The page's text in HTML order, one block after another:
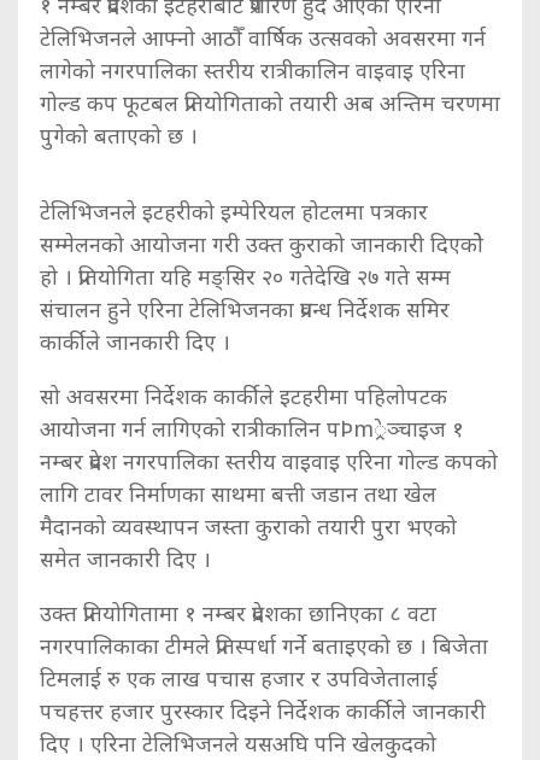
टेलिभिजनले आफ्नो आठौँ वार्षिक उत्सवको अवसरमा गर्न
लागेको नगरपालिका स्तरीय रात्रीकालिन वाइवाइ एरिना
गोल्ड कप फूटबल प्रतियोगिताको तयारी अब अन्तिम चरणमा
पुगेको बताएको छ ।
टेलिभिजनले इटहरीको इम्पेरियल होटलमा पत्रकार
सम्मेलनको आयोजना गरी उक्त कुराको जानकारी दिएकोे
हो । प्रतियोगिता यहि मङ्सिर २० गतेदेखि २७ गते सम्म
संचालन हुने एरिना टेलिभिजनका प्रवन्ध निर्देशक समिर
कार्कीले जानकारी दिए ।
सो अवसरमा निर्देशक कार्कीले इटहरीमा पहिलोपटक
आयोजना गर्न लागिएको रात्रीकालिन पÞm्रेञ्चाइज १
नम्बर प्रदेश नगरपालिका स्तरीय वाइवाइ एरिना गोल्ड कपको
लागि टावर निर्माणका साथमा बत्ती जडान तथा खेल
मैदानको व्यवस्थापन जस्ता कुराको तयारी पुरा भएको
समेत जानकारी दिए ।
उक्त प्रतियोगितामा १ नम्बर प्रदेशका छानिएका ८ वटा
नगरपालिकाका टीमले प्रतिस्पर्धा गर्ने बताइएको छ । बिजेता
टिमलाई रु एक लाख पचास हजार र उपविजेतालाई
पचहत्तर हजार पुरस्कार दिइने निर्देशक कार्कीले जानकारी
दिए । एरिना टेलिभिजनले यसअघि पनि खेलकुदको